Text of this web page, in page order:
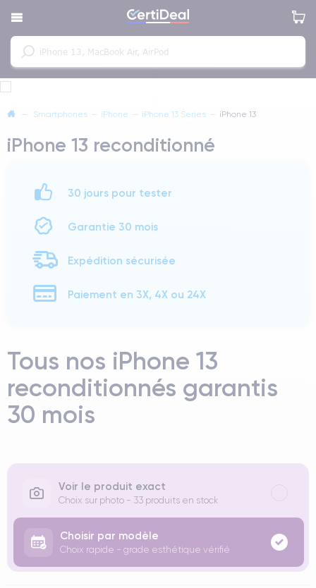
— Smartphones — iPhone — iPhone 13 Series — iPhone 13
iPhone 13 reconditionné
30 jours pour tester
Garantie 30 mois
Expédition sécurisée
Paiement en 3X, 4X ou 24X
Tous nos iPhone 13
reconditionnés garantis
30 mois
Voir le produit exact
Choix sur photo - 33 produits en stock
Choisir par modèle
Choix rapide - grade esthétique vérifié